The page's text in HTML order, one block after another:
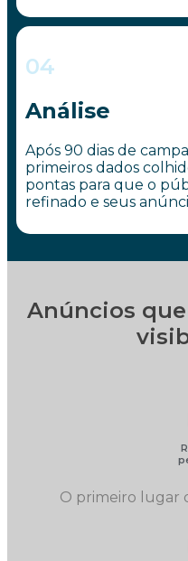
04
Análise
Após 90 dias de
primeiros dados
pontas para que o
refinado e seus
Anúncios
O primeiro lugar